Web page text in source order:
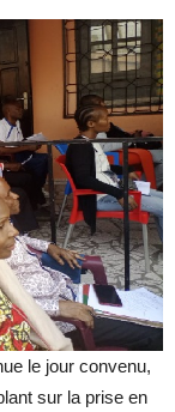
le jour convenu,
sur la prise en